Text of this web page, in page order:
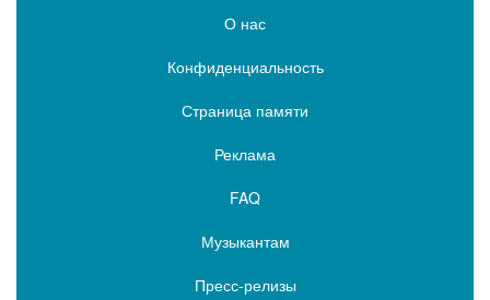
О нас
Конфиденциальность
Страница памяти
Реклама
FAQ
Музыкантам
Пресс-релизы